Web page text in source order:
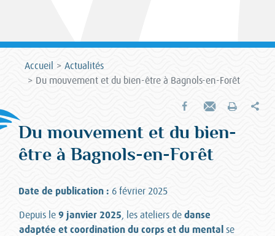
Accueil
Actualités
Du mouvement et du bien-être à Bagnols-en-Forêt
Partager sur Facebook
Envoyer par e-mail
Imprimer
Du mouvement et du bien-
être à Bagnols-en-Forêt
Date de publication : 6 février 2025
Depuis le 9 janvier 2025 , les ateliers de danse
adaptée et coordination du corps et du mental se